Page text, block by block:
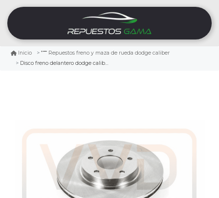
Inicio
Repuestos freno y maza de rueda dodge caliber
Disco freno delantero dodge caliber 2.4 2007/2012